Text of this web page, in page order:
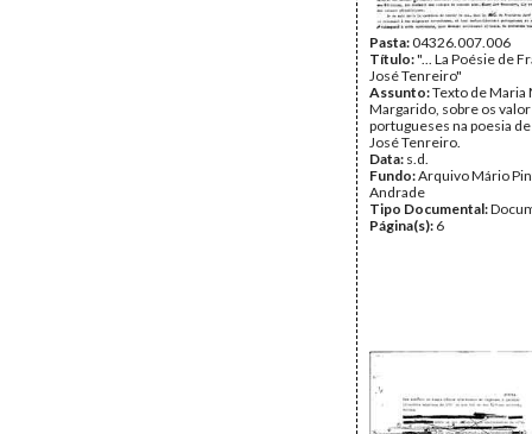
Pasta:04326.007.006
Título:"... La Poésie de
José Tenreiro"
Assunto:Texto de Maria
Margarido, sobre os
portugueses na poesia
José Tenreiro.
Data: s.d.
Fundo:Arquivo Mário
Andrade
Tipo Documental:
Página(s): 6